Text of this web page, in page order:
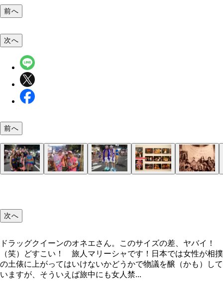
前へ
次へ
前へ
次へ
ドラッグクイーンのオネエさん。このサイズの差、ヤバイ！
（笑）どすこい！ 旅人マリーシャです！日本では女性が相撲
の土俵に上がってはいけないかどうかで物議を醸（かも）して
いますが、そういえば旅中にも女人禁...